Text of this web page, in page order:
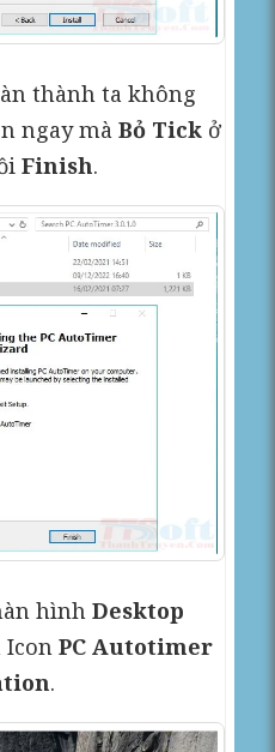
thành ta không
ngay màBỏ Tick ở
Finish.
hìnhDesktop
IconPC Autotimer
.